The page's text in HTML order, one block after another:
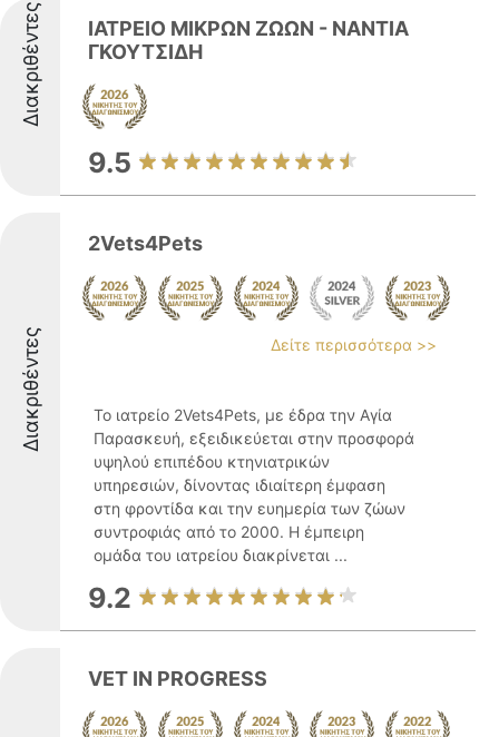
Διακριθέντες
ΙΑΤΡΕΙΟ ΜΙΚΡΩΝ ΖΩΩΝ - ΝΑΝΤΙΑ
ΓΚΟΥΤΣΙΔΗ
9.5
Διακριθέντες
2Vets4Pets
Δείτε περισσότερα >>
Το ιατρείο 2Vets4Pets, με έδρα την Αγία
Παρασκευή, εξειδικεύεται στην προσφορά
υψηλού επιπέδου κτηνιατρικών
υπηρεσιών, δίνοντας ιδιαίτερη έμφαση
στη φροντίδα και την ευημερία των ζώων
συντροφιάς από το 2000. Η έμπειρη
ομάδα του ιατρείου διακρίνεται ...
9.2
VET IN PROGRESS